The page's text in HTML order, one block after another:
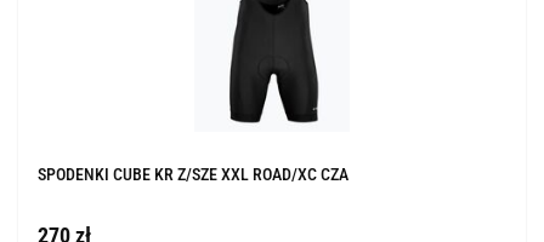
SPODENKI CUBE KR Z/SZE XXL ROAD/XC CZA
270 zł